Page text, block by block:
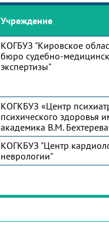
Учреждение
КОГБУЗ "Кировское
бюро судебно-
экспертизы"
КОГКБУЗ «Центр
психического здоровья
академика В.М.
КОГКБУЗ "Центр
неврологии"